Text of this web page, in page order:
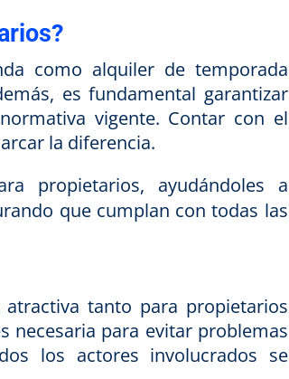
como alquiler de temporada
es fundamental garantizar
vigente. Contar con el
la diferencia.
propietarios, ayudándoles a
que cumplan con todas las
tanto para propietarios
necesaria para evitar problemas
los actores involucrados se